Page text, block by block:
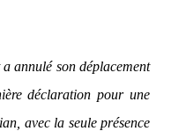
annulé son déplacement
déclaration pour une
avec la seule présence